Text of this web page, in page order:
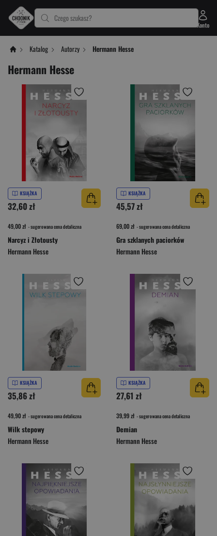
Czego szukasz?
Konto
Katalog Autorzy Hermann Hesse
Hermann Hesse
KSIĄŻKA
32,60 zł
49,00 zł - sugerowana cena detaliczna
Narcyz i Złotousty
Hermann Hesse
KSIĄŻKA
45,57 zł
69,00 zł - sugerowana cena detaliczna
Gra szklanych paciorków
Hermann Hesse
KSIĄŻKA
35,86 zł
49,90 zł - sugerowana cena detaliczna
Wilk stepowy
Hermann Hesse
KSIĄŻKA
27,61 zł
39,99 zł - sugerowana cena detaliczna
Demian
Hermann Hesse